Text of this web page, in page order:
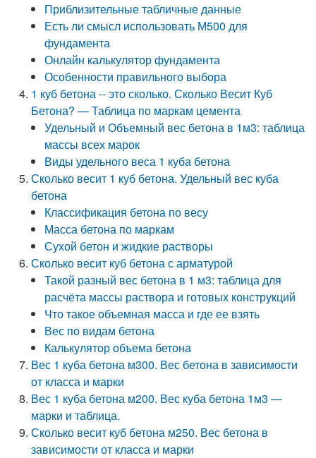
Приблизительные табличные данные
Есть ли смысл использовать М500 для
фундамента
Онлайн калькулятор фундамента
Особенности правильного выбора
1 куб бетона -- это сколько. Сколько Весит Куб
Бетона? — Таблица по маркам цемента
Удельный и Объемный вес бетона в 1м3: таблица
массы всех марок
Виды удельного веса 1 куба бетона
Сколько весит 1 куб бетона. Удельный вес куба
бетона
Классификация бетона по весу
Масса бетона по маркам
Сухой бетон и жидкие растворы
Сколько весит куб бетона с арматурой
Такой разный вес бетона в 1 м3: таблица для
расчёта массы раствора и готовых конструкций
Что такое объемная масса и где ее взять
Вес по видам бетона
Калькулятор объема бетона
Вес 1 куба бетона м300. Вес бетона в зависимости
от класса и марки
Вес 1 куба бетона м200. Вес куба бетона 1м3 —
марки и таблица.
Сколько весит куб бетона м250. Вес бетона в
зависимости от класса и марки